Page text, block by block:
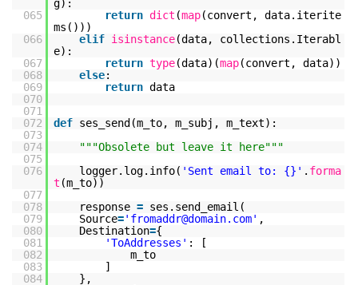
g):
065
return dict (map(convert, data.iterite
ms()))
066
elif isinstance(data, collections.Iterabl
e):
067
return type(data)(map(convert, data))
068
else:
069
return data
070
071
072
def ses_send(m_to, m_subj, m_text):
073
074
"""Obsolete but leave it here"""
075
076
logger.log.info( 'Sent email to: {}' . forma
t (m_to))
077
078
response = ses.send_email(
079
Source='fromaddr@domain.com' ,
080
Destination={
081
'ToAddresses' : [
082
m_to
083
]
084
},